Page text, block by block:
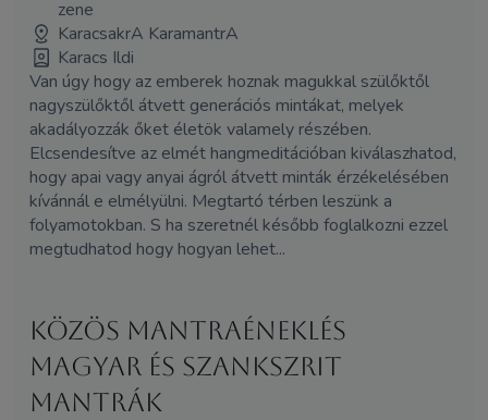
zene
KaracsakrA KaramantrA
Karacs Ildi
Van úgy hogy az emberek hoznak magukkal szülőktől
nagyszülőktől átvett generációs mintákat, melyek
akadályozzák őket életök valamely részében.
Elcsendesítve az elmét hangmeditációban kiválaszhatod,
hogy apai vagy anyai ágról átvett minták érzékelésében
kívánnál e elmélyülni. Megtartó térben leszünk a
folyamotokban. S ha szeretnél később foglalkozni ezzel
megtudhatod hogy hogyan lehet...
Közös mantraéneklés
magyar és szankszrit
mantrák